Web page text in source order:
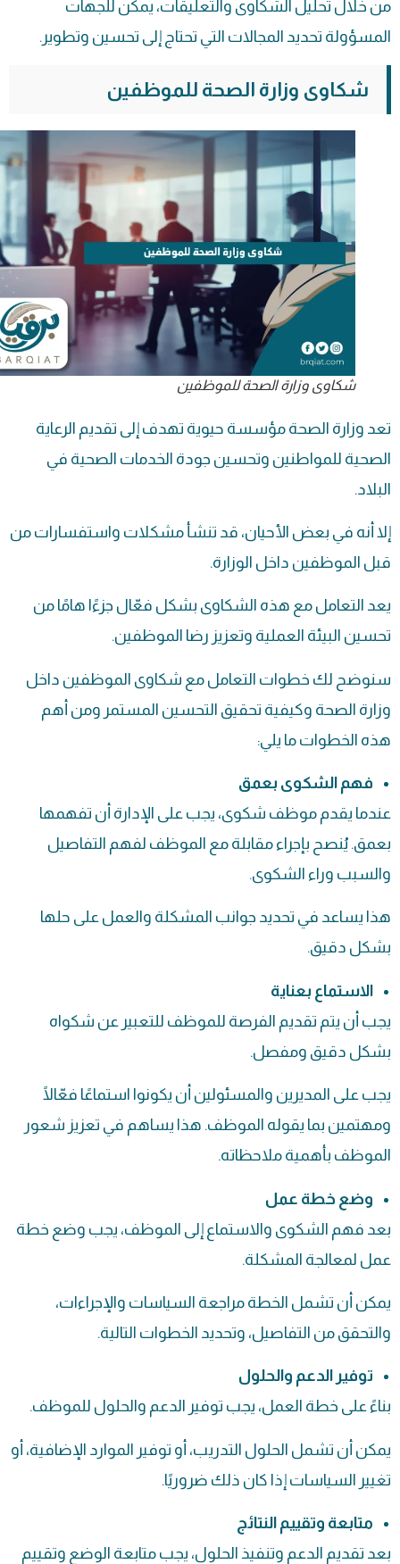
من خلال تحليل الشكاوى والتعليقات، يمكن للجهات
المسؤولة تحديد المجالات التي تحتاج إلى تحسين وتطوير.
شكاوى وزارة الصحة للموظفين
شكاوى وزارة الصحة للموظفين
تعد وزارة الصحة مؤسسة حيوية تهدف إلى تقديم الرعاية
الصحية للمواطنين وتحسين جودة الخدمات الصحية في
البلاد.
إلا أنه في بعض الأحيان، قد تنشأ مشكلات واستفسارات من
قبل الموظفين داخل الوزارة.
يعد التعامل مع هذه الشكاوى بشكل فعّال جزءًا هامًا من
تحسين البيئة العملية وتعزيز رضا الموظفين.
سنوضح لك خطوات التعامل مع شكاوى الموظفين داخل
وزارة الصحة وكيفية تحقيق التحسين المستمر ومن أهم
هذه الخطوات ما يلي:
فهم الشكوى بعمق
عندما يقدم موظف شكوى، يجب على الإدارة أن تفهمها
بعمق. يُنصح بإجراء مقابلة مع الموظف لفهم التفاصيل
والسبب وراء الشكوى.
هذا يساعد في تحديد جوانب المشكلة والعمل على حلها
بشكل دقيق.
الاستماع بعناية
يجب أن يتم تقديم الفرصة للموظف للتعبير عن شكواه
بشكل دقيق ومفصل.
يجب على المديرين والمسئولين أن يكونوا استماعًا فعّالًا
ومهتمين بما يقوله الموظف. هذا يساهم في تعزيز شعور
الموظف بأهمية ملاحظاته.
وضع خطة عمل
بعد فهم الشكوى والاستماع إلى الموظف، يجب وضع خطة
عمل لمعالجة المشكلة.
يمكن أن تشمل الخطة مراجعة السياسات والإجراءات،
والتحقق من التفاصيل، وتحديد الخطوات التالية.
توفير الدعم والحلول
بناءً على خطة العمل، يجب توفير الدعم والحلول للموظف.
يمكن أن تشمل الحلول التدريب، أو توفير الموارد الإضافية، أو
تغيير السياسات إذا كان ذلك ضروريًا.
متابعة وتقييم النتائج
بعد تقديم الدعم وتنفيذ الحلول، يجب متابعة الوضع وتقييم